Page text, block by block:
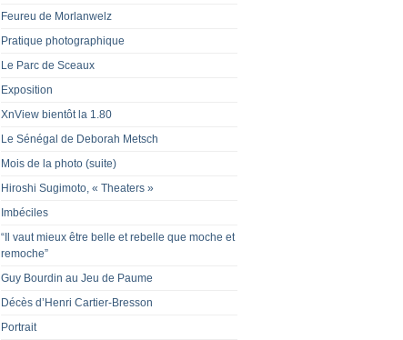
Feureu de Morlanwelz
Pratique photographique
Le Parc de Sceaux
Exposition
XnView bientôt la 1.80
Le Sénégal de Deborah Metsch
Mois de la photo (suite)
Hiroshi Sugimoto, « Theaters »
Imbéciles
“Il vaut mieux être belle et rebelle que moche et
remoche”
Guy Bourdin au Jeu de Paume
Décès d’Henri Cartier-Bresson
Portrait